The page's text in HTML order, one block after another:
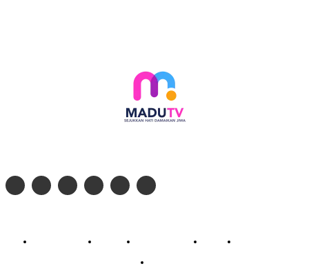
Profil Madu TV Redaksi Pedoman Siber Kontak